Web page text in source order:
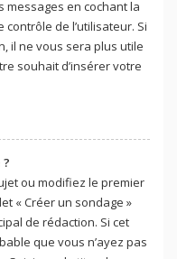
messages en cochant la
de l’utilisateur. Si
il ne vous sera plus utile
souhait d’insérer votre
ou modifiez le premier
« Créer un sondage »
de rédaction. Si cet
que vous n’ayez pas